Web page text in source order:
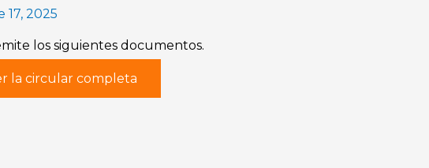
17, 2025
los siguientes documentos.
la circular completa